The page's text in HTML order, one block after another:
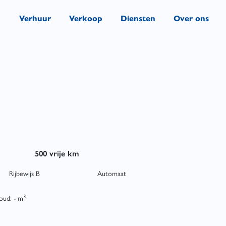
Verhuur Verkoop Diensten Over ons
500 vrije km
Rijbewijs B Automaat
- m3